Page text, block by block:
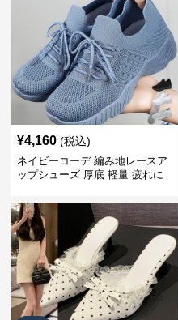
¥4,160 (税込)
ネイビーコーデ 編み地レースア
ップシューズ 厚底 軽量 疲れに